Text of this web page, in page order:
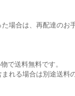
場合は、再配達のお
で送料無料です。
まれる場合は別途送料